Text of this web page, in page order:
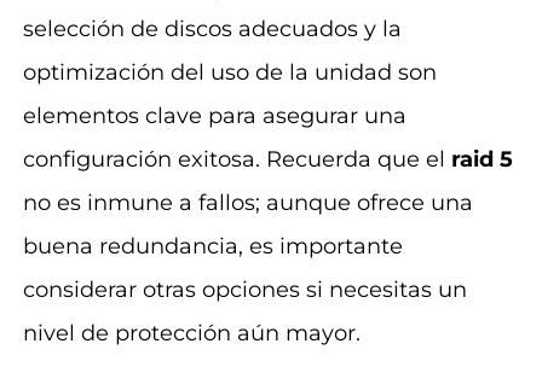
selección de discos adecuados y la
optimización del uso de la unidad son
elementos clave para asegurar una
configuración exitosa. Recuerda que el raid 5
no es inmune a fallos; aunque ofrece una
buena redundancia, es importante
considerar otras opciones si necesitas un
nivel de protección aún mayor.